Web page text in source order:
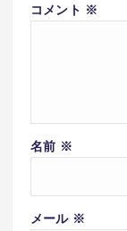
コメント ※
名前 ※
メール ※